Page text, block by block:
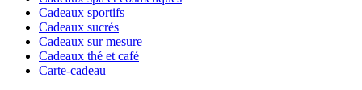
Cadeaux sportifs
Cadeaux sucrés
Cadeaux sur mesure
Cadeaux thé et café
Carte-cadeau